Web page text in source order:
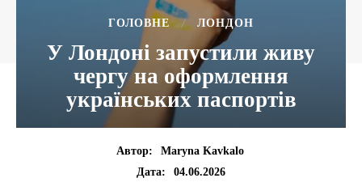
ГОЛОВНЕ ЛОНДОН
У Лондоні запустили живу
чергу на оформлення
українських паспортів
Автор:
Maryna Kavkalo
Дата:
04.06.2026